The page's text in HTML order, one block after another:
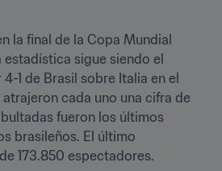
la final de la Copa Mundial
sigue siendo el
1 de Brasil sobre Italia en el
cada uno una cifra de
fueron los últimos
brasileños. El último
173.850 espectadores.